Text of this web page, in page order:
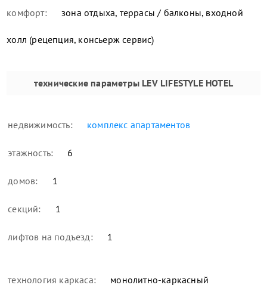
комфорт: зона отдыха, террасы / балконы, входной
холл (рецепция, консьерж сервис)
технические параметры LEV LIFESTYLE HOTEL
недвижимость: комплекс апартаментов
этажность: 6
домов: 1
секций: 1
лифтов на подъезд: 1
технология каркаса: монолитно-каркасный